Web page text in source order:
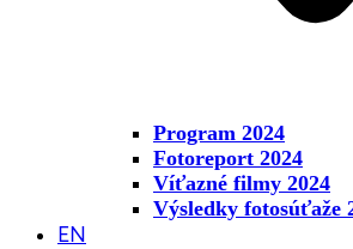
Program 2024
Fotoreport 2024
Víťazné filmy 2024
Výsledky fotosúťaže
EN